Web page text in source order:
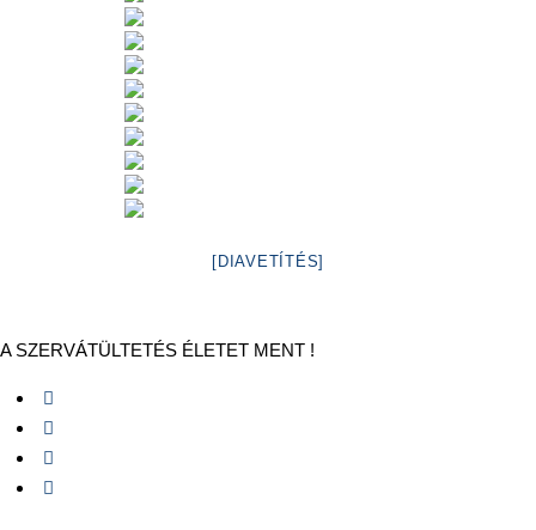
[DIAVETÍTÉS]
A SZERVÁTÜLTETÉS ÉLETET MENT !